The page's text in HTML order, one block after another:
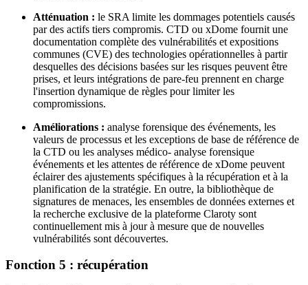
Atténuation : le SRA limite les dommages potentiels causés
par des actifs tiers compromis. CTD ou xDome fournit une
documentation complète des vulnérabilités et expositions
communes (CVE) des technologies opérationnelles à partir
desquelles des décisions basées sur les risques peuvent être
prises, et leurs intégrations de pare-feu prennent en charge
l'insertion dynamique de règles pour limiter les
compromissions.
Améliorations : analyse forensique des événements, les
valeurs de processus et les exceptions de base de référence de
la CTD ou les analyses médico- analyse forensique
événements et les attentes de référence de xDome peuvent
éclairer des ajustements spécifiques à la récupération et à la
planification de la stratégie. En outre, la bibliothèque de
signatures de menaces, les ensembles de données externes et
la recherche exclusive de la plateforme Claroty sont
continuellement mis à jour à mesure que de nouvelles
vulnérabilités sont découvertes.
Fonction 5 : récupération